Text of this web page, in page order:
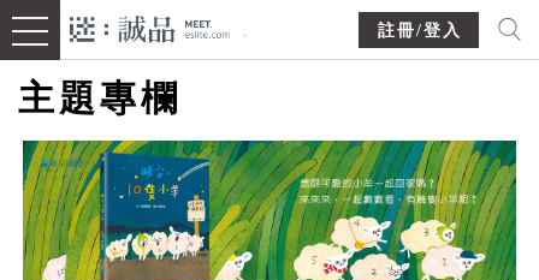
註冊/登入
主題專欄